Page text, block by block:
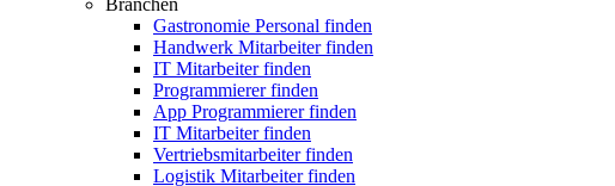
Branchen
Gastronomie Personal finden
Handwerk Mitarbeiter finden
IT Mitarbeiter finden
Programmierer finden
App Programmierer finden
IT Mitarbeiter finden
Vertriebsmitarbeiter finden
Logistik Mitarbeiter finden